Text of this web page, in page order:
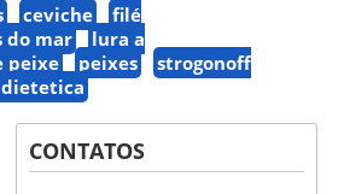
ceviche
filé
do mar
lura a
peixe peixes
strogonoff
CONTATOS